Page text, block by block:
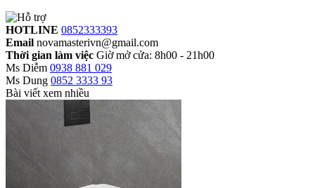
HOTLINE 0852333393
Email novamasterivn@gmail.com
Thời gian làm việc Giờ mở cửa: 8h00 - 21h00
Ms Diễm 0938 881 029
Ms Dung 0852 3333 93
Bài viết xem nhiều